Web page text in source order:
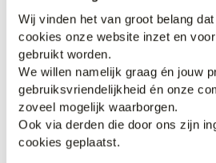
Wij vinden het van groot belang
cookies onze website inzet en
gebruikt worden.
We willen namelijk graag én jouw
gebruiksvriendelijkheid én onze
zoveel mogelijk waarborgen.
Ook via derden die door ons zijn
cookies geplaatst.
Anderen bekeken ook
Web Only.